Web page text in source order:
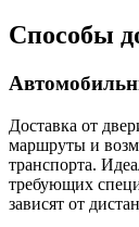
Способы
Доставка от
маршруты и
транспорта.
требующих
зависят от